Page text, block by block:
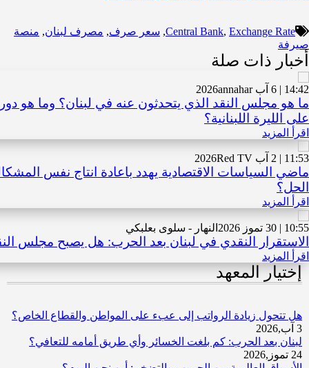
Central Bank, Exchange Rate
, سعر صرف, مصرف لبنان, منصة
صيرفة
أخبار ذات صلة
14:42 | 6 آب 2026 annahar
ما هو مجلس النقد الذي يتحدثون عنه في لبنان؟ وما هو
على الليرة اللبنانية؟
اقرأ المزيد
11:53 | 2 آب 2026 Red TV
ماضي السياسات الاقتصادية يهدد باعادة انتاج نفس المشكال
الحل؟
اقرأ المزيد
10:55 | 30 تموز 2026 النهار - سلوى بعلبكي
الاستقرار النقدي في لبنان بعد الحرب: هل يصبح مجلس
اقرأ المزيد
إختيار المعهد
هل تتحول زيادة الرواتب إلى عبء على المواطن والقطاع الخاص؟
3 آب,2026
لبنان بعد الحرب: كم بلغت الخسائر وأي طريق أمامه للتعافي؟
24 تموز,2026